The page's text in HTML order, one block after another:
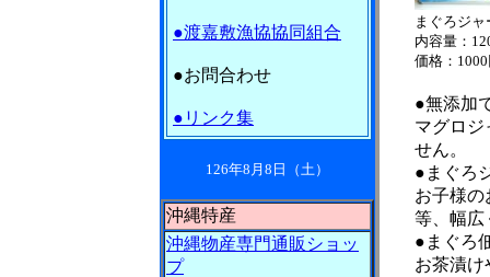
●渡嘉敷漁協協同組合
●お問合わせ
●リンク集
126年8月8日（土）
沖縄特産
沖縄物産専門通販ショッ
プ
まぐろジャ
内容量：
価格：
●無添加
マグロジ
せん。
●まぐろ
お子様の
等、幅広
●まぐろ
お茶漬け